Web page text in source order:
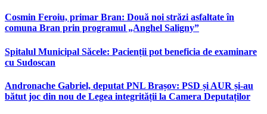
Cosmin Feroiu, primar Bran: Două noi străzi asfaltate în
comuna Bran prin programul „Anghel Saligny”
Spitalul Municipal Săcele: Pacienții pot beneficia de examinare
cu Sudoscan
Andronache Gabriel, deputat PNL Brașov: PSD și AUR și-au
bătut joc din nou de Legea integrității la Camera Deputaților